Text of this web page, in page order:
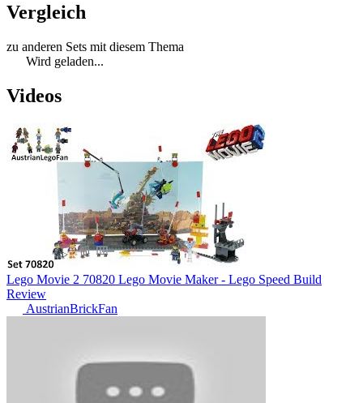
Vergleich
zu anderen Sets mit diesem Thema
Wird geladen...
Videos
Lego Movie 2 70820 Lego Movie Maker - Lego Speed Build
Review
AustrianBrickFan